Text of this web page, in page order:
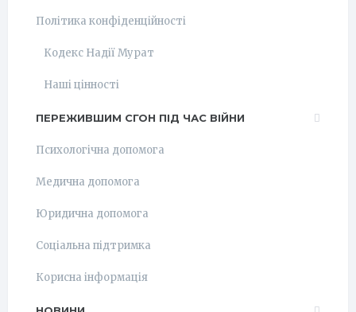
Політика конфіденційності
Кодекс Надії Мурат
Наші цінності
ПЕРЕЖИВШИМ СГОН ПІД ЧАС ВІЙНИ
Психологічна допомога
Медична допомога
Юридична допомога
Соціальна підтримка
Корисна інформація